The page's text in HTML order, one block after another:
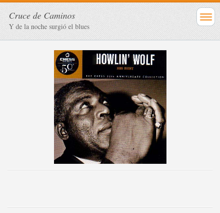
Cruce de Caminos
Y de la noche surgió el blues